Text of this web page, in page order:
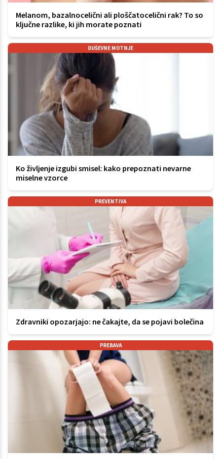
Melanom, bazalnocelični ali ploščatocelični rak? To so
ključne razlike, ki jih morate poznati
DUŠEVNE MOTNJE
Ko življenje izgubi smisel: kako prepoznati nevarne
miselne vzorce
PREVENTIVA
Zdravniki opozarjajo: ne čakajte, da se pojavi bolečina
PREBAVA